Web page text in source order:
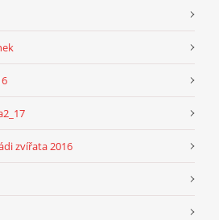
zvířata 2016